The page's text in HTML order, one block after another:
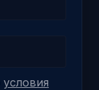
условия